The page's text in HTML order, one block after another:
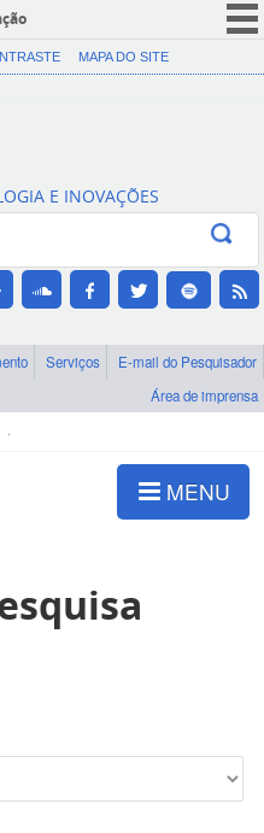
CORONAVÍRUS (COVID-19)
Canais
MAPA DO SITE
E INOVAÇÕES
Serviços
E-mail do Pesquisador
Área de imprensa
MENU